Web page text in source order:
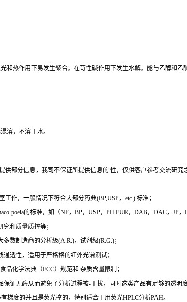
和热作用下易发生聚合。在苛性碱作用下发生水解。能与乙醇和乙
溶，不溶于水。
供部分信息，我司不保证所提供信息的 性，仅供客户参考交流研究
工作，一般情况下符合大部分药典(BP,USP，etc.) 标准；
poeia的标准，如（NF，BP，USP，PH EUR，DAB，DAC，JP，
和质量质控等；
数制造商的分析级(A.R.)，试剂级(R.G.)；
透性，适用于严格格的红外光谱测试；
品化学法典（FCC）规范和 杂质含量限制；
保证无酶从而避免了分析过程被-干扰，同时这类产品有足够的透明
梯度的并且是荧光控的，特别适合于用荧光HPLC分析PAH。